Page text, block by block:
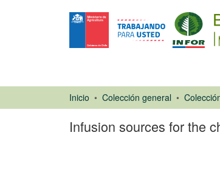
Inicio Colección general
Infusion sources for the